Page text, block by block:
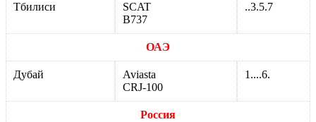
Тбилиси
SCAT
В737
..3.5.7
ОАЭ
Дубай
Aviasta
CRJ-100
1....6.
Россия